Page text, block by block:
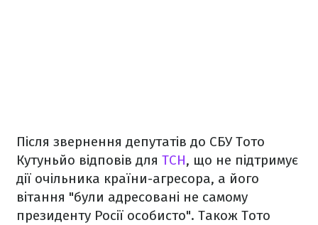
Після звернення депутатів до СБУ Тото
Кутуньйо відповів для ТСН, що не підтримує
дії очільника країни-агресора, а його
вітання "були адресовані не самому
президенту Росії особисто". Також Тото